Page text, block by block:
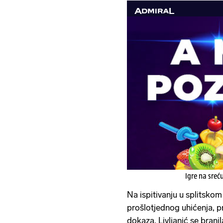
Igre na
Na ispitivanju u
prošlotjednog uhićenja,
dokaza, Livljanić se